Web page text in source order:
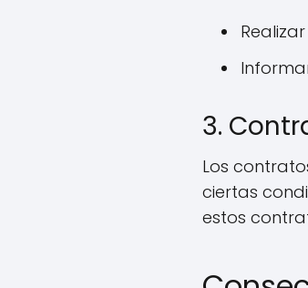
3.
Los
ciertas
estos